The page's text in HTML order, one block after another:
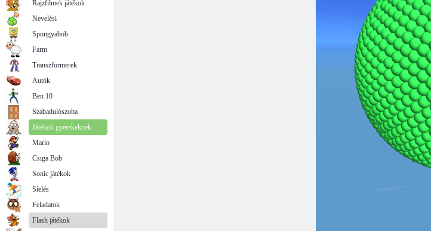
Rajzfilmek játékok
Nevelési
Spongyabob
Farm
Transzformerek
Autók
Ben 10
Szabadulószoba
Játékok gyerekeknek
Mario
Csiga Bob
Sonic játékok
Síelés
Feladatok
Flash játékok